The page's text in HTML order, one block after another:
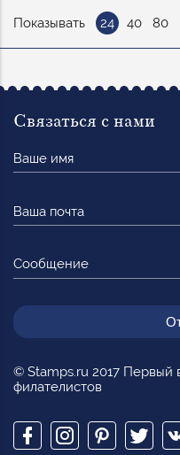
Показывать 24 40 80
© Stamps.ru 2017 Первый
филателистов
Связаться с нами
имя
почта
Сообщение